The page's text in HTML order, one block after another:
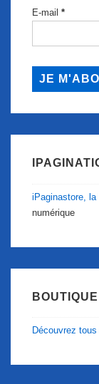
E-mail *
iPaginastore,
numérique
BOUTIQUE
Découvrez